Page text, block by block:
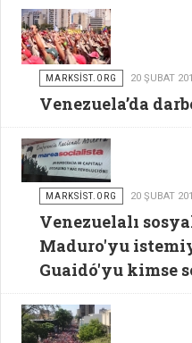
MARKSİST.ORG 20 ŞUBAT
Venezuela’da
MARKSİST.ORG 20 ŞUBAT
Venezuelalı
Maduro'yu
Guaidó'yu kimse